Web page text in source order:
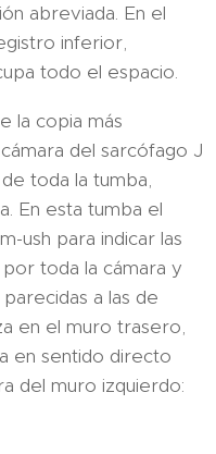
abreviada. En el
inferior,
todo el espacio.
la copia más
del sarcófago J
toda la tumba,
En esta tumba el
ush para indicar las
toda la cámara y
a las de
en el muro trasero,
en sentido directo
del muro izquierdo: